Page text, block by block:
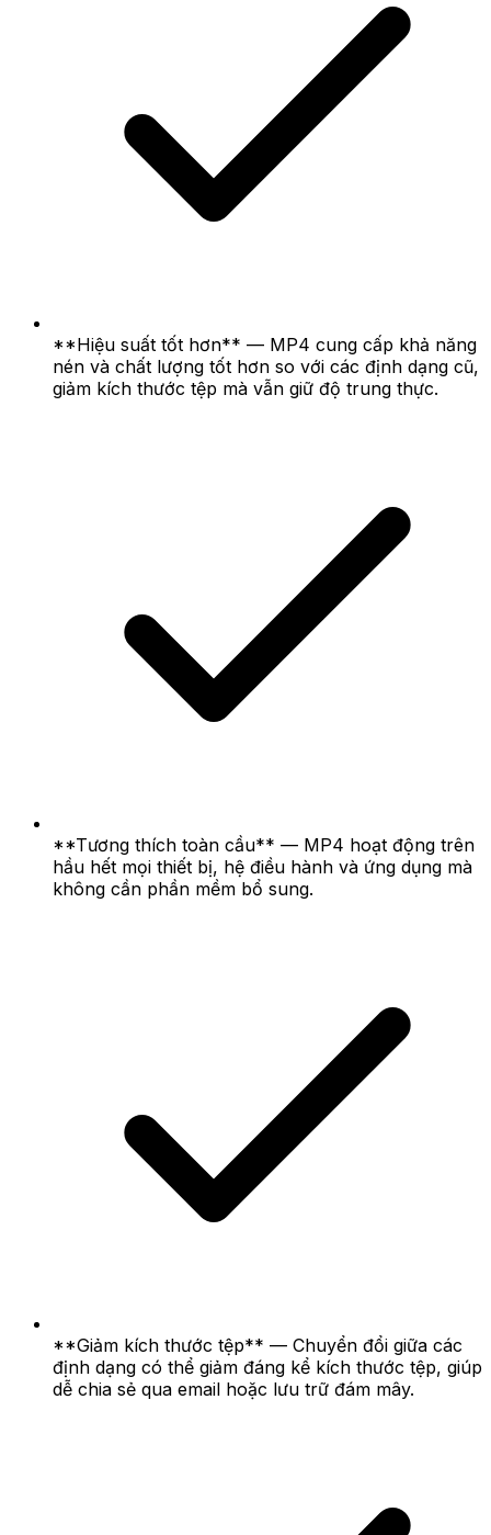
**Hiệu suất tốt hơn** — MP4 cung cấp khả năng
nén và chất lượng tốt hơn so với các định dạng cũ,
giảm kích thước tệp mà vẫn giữ độ trung thực.
**Tương thích toàn cầu** — MP4 hoạt động trên
hầu hết mọi thiết bị, hệ điều hành và ứng dụng mà
không cần phần mềm bổ sung.
**Giảm kích thước tệp** — Chuyển đổi giữa các
định dạng có thể giảm đáng kể kích thước tệp, giúp
dễ chia sẻ qua email hoặc lưu trữ đám mây.